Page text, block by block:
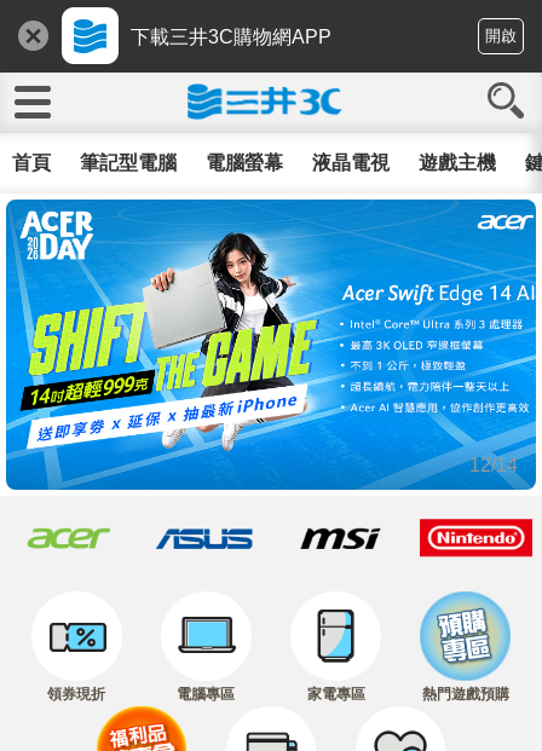
下載三井3C購物網APP 開啟
首頁 筆記型電腦 電腦螢幕 液晶電視 遊戲主機
12/14
領券現折 電腦專區 家電專區 熱門遊戲預購